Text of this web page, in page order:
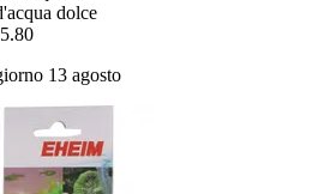
dolce
13 agosto